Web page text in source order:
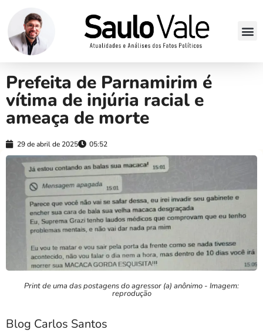
Prefeita de Parnamirim é
vítima de injúria racial e
ameaça de morte
29 de abril de 2025 05:52
Print de uma das postagens do agressor (a) anônimo - Imagem:
reprodução
Blog Carlos Santos